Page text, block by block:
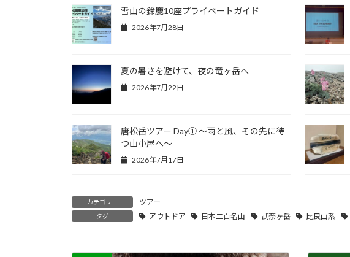
雪山の鈴鹿10座プライベートガイド
2026年7月28日
夏の暑さを避けて、夜の竜ヶ岳へ
2026年7月22日
唐松岳ツアー Day① ～雨と風、その先に待
つ山小屋へ～
2026年7月17日
カテゴリー ツアー
タグ アウトドア 日本二百名山 武奈ヶ岳 比良山系